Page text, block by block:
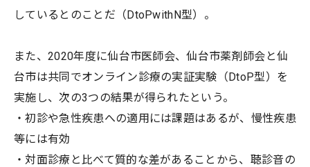
しているとのことだ（DtoPwithN型）。
また、2020年度に仙台市医師会、仙台市薬剤師会と仙
台市は共同でオンライン診療の実証実験（DtoP型）を
実施し、次の3つの結果が得られたという。
・初診や急性疾患への適用には課題はあるが、慢性疾患
等には有効
・対面診療と比べて質的な差があることから、聴診音の